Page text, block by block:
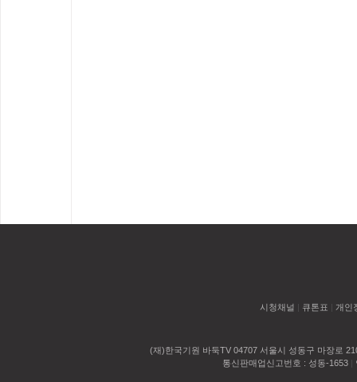
시청채널 | 큐톤표 | 개인
(재)한국기원 바둑TV 04707 서울시 성동구 마장로
통신판매업신고번호 : 성동-1653 |